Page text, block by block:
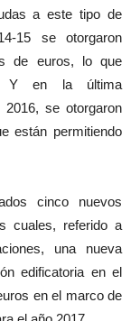
a este tipo de
15 se otorgaron
de euros, lo que
Y en la última
se otorgaron
están permitiendo
cinco nuevos
cuales, referido a
una nueva
edificatoria en el
en el marco de